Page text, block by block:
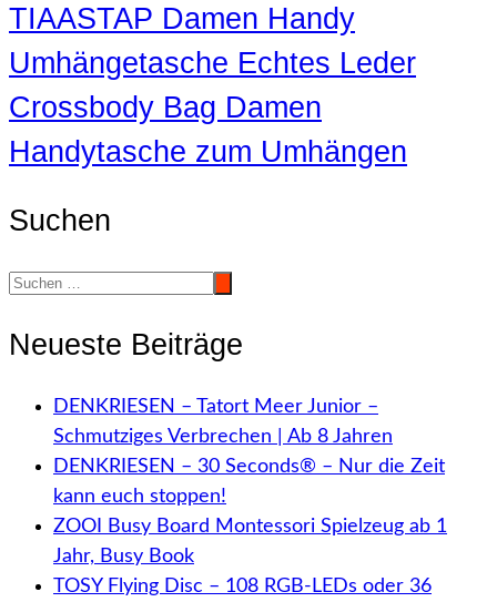
TIAASTAP Damen Handy
Umhängetasche Echtes Leder
Crossbody Bag Damen
Handytasche zum Umhängen
Suchen
Neueste Beiträge
DENKRIESEN – Tatort Meer Junior –
Schmutziges Verbrechen | Ab 8 Jahren
DENKRIESEN – 30 Seconds® – Nur die Zeit
kann euch stoppen!
ZOOI Busy Board Montessori Spielzeug ab 1
Jahr, Busy Book
TOSY Flying Disc – 108 RGB-LEDs oder 36